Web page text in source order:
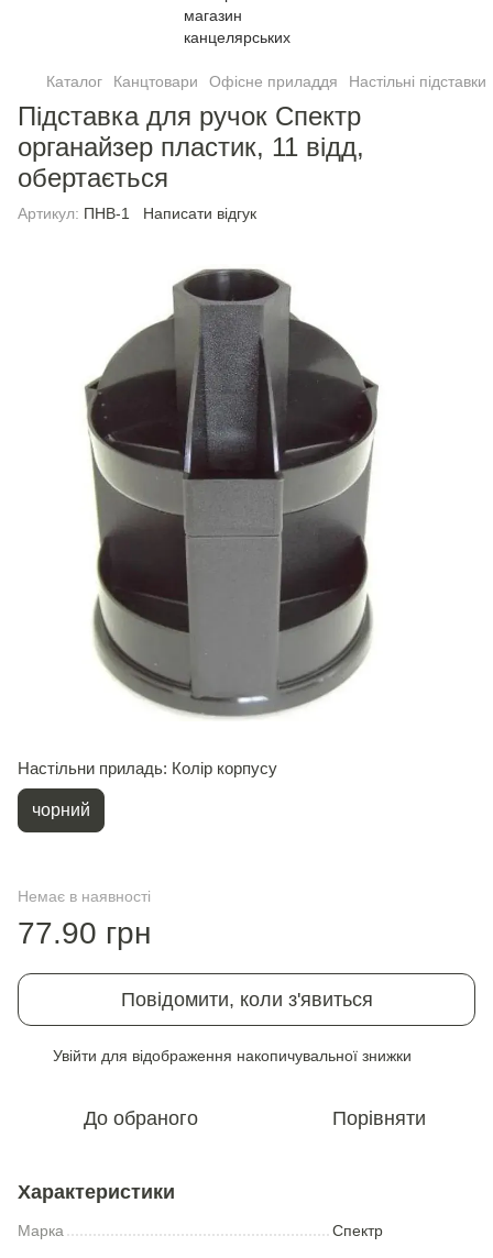
Каталог Канцтовари Офісне приладдя Настільні підставки
Підставка для ручок Спектр
органайзер пластик, 11 відд,
обертається
Артикул: ПНВ-1 Написати відгук
Настільни приладь: Колір корпусу
чорний
Немає в наявності
77.90 грн
Повідомити, коли з'явиться
Увійти для відображення накопичувальної знижки
До обраного Порівняти
Характеристики
Марка Спектр